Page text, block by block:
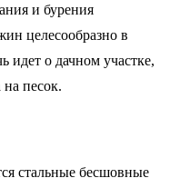
и бурения
целесообразно в
идет о дачном участке,
на песок.
стальные бесшовные